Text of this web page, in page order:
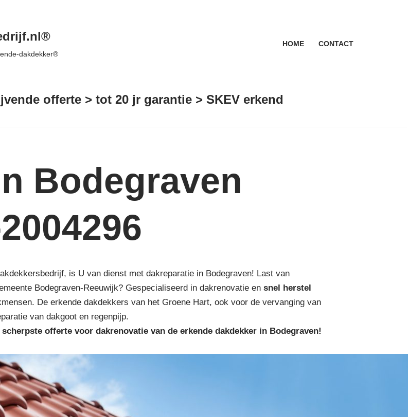
dakdekker®
HOME CONTACT
offerte > tot 20 jr garantie > SKEV erkend
Bodegraven
is U van dienst met dakreparatie in Bodegraven! Last van
Bodegraven-Reeuwijk? Gespecialiseerd in dakrenovatie en snel herstel
De erkende dakdekkers van het Groene Hart, ook voor de vervanging van
van dakgoot en regenpijp.
scherpste offerte voor dakrenovatie van de erkende dakdekker in Bodegraven!